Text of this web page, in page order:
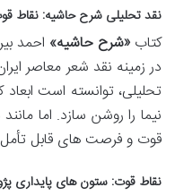
نقد تحلیلی شرح حاشیه: نقاط
کتاب «شرح حاشیه» احمد
در زمینه نقد شعر معاصر
تحلیلی، توانسته است
نیما را روشن سازد. اما
قوت و فرصت های قابل
نقاط قوت: ستون های پایداری